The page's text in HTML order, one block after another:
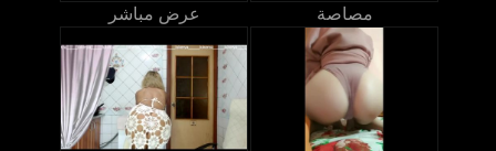
عرض مباشر مصاصة